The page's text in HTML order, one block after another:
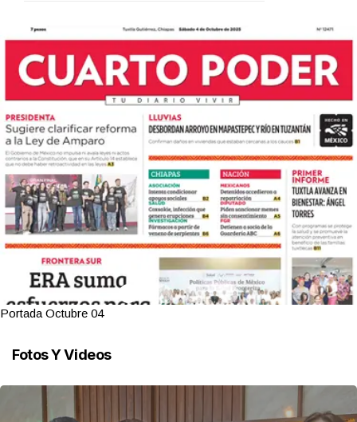
Portada Octubre 04
Fotos Y Videos